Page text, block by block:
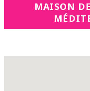
MAISON